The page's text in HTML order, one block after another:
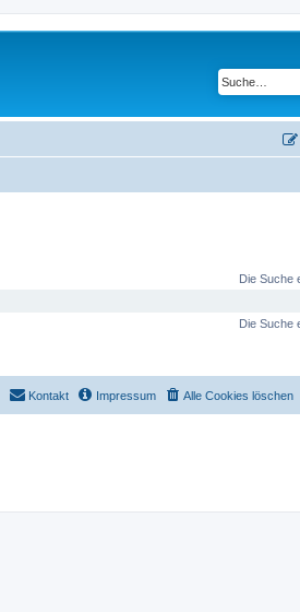
Die Suche
Die Suche
Alle Cookies löschen
Impressum
Kontakt